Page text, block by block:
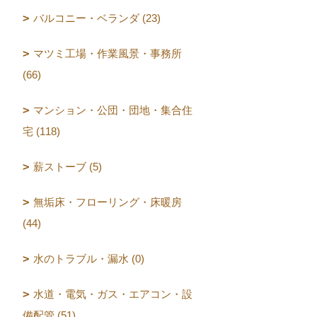
バルコニー・ベランダ (23)
マツミ工場・作業風景・事務所
(66)
マンション・公団・団地・集合住
宅 (118)
薪ストーブ (5)
無垢床・フローリング・床暖房
(44)
水のトラブル・漏水 (0)
水道・電気・ガス・エアコン・設